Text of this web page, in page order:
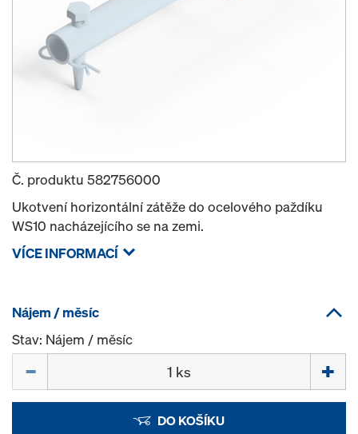
Č. produktu 582756000
Ukotvení horizontální zátěže do ocelového paždíku
WS10 nacházejícího se na zemi.
VÍCE INFORMACÍ
Nájem / měsíc
Stav: Nájem / měsíc
DO KOŠÍKU